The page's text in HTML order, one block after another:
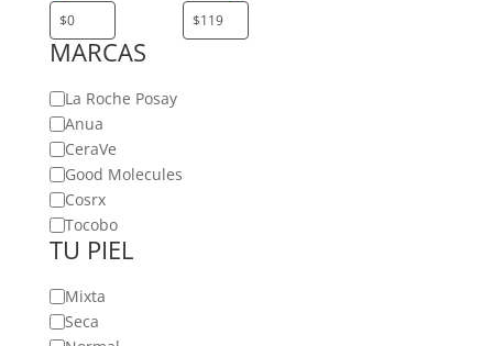
MARCAS
MARCAS
La Roche Posay
Anua
CeraVe
Good Molecules
Cosrx
Tocobo
TU PIEL
TU
PIEL
Mixta
Seca